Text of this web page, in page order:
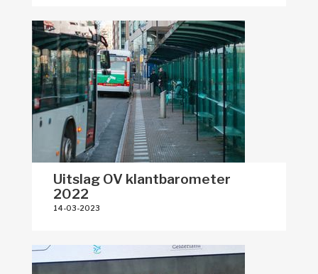
Uitslag OV klantbarometer
2022
14-03-2023